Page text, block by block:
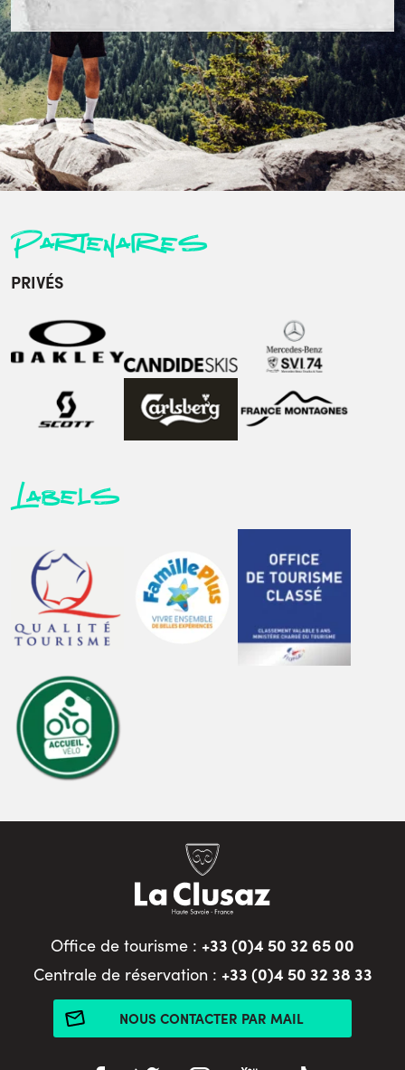
Partenaires
PRIVÉS
Labels
Office de tourisme : +33 (0)4 50 32 65 00
Centrale de réservation : +33 (0)4 50 32 38 33
NOUS CONTACTER PAR MAIL